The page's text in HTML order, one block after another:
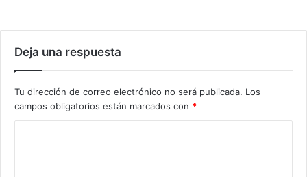
Deja una respuesta
Tu dirección de correo electrónico no será publicada. Los
campos obligatorios están marcados con *